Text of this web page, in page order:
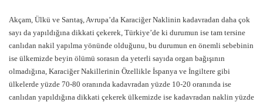
Akçam, Ülkü ve Sarıtaş, Avrupa’da Karaciğer Naklinin kadavradan daha çok
sayı da yapıldığına dikkati çekerek, Türkiye’de ki durumun ise tam tersine
canlıdan nakil yapılma yönünde olduğunu, bu durumun en önemli sebebinin
ise ülkemizde beyin ölümü sorasın da yeterli sayıda organ bağışının
olmadığına, Karaciğer Nakillerinin Özellikle İspanya ve İngiltere gibi
ülkelerde yüzde 70-80 oranında kadavradan yüzde 10-20 oranında ise
canlıdan yapıldığına dikkati çekerek ülkemizde ise kadavradan naklin yüzde